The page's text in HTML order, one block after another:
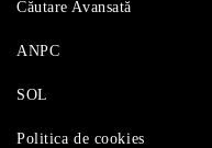
Căutare Avansată
ANPC
SOL
Politica de cookies